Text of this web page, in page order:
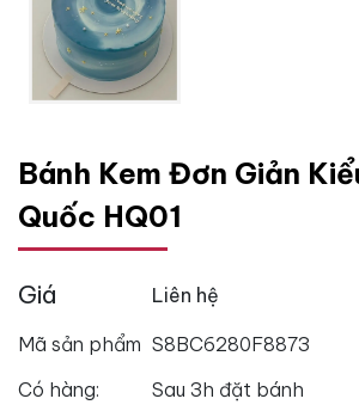
Bánh Kem Đơn Giản
Quốc HQ01
Giá Liên hệ
Mã sản phẩm S8BC6280F8873
Có hàng:
Sau 3h đặt bánh